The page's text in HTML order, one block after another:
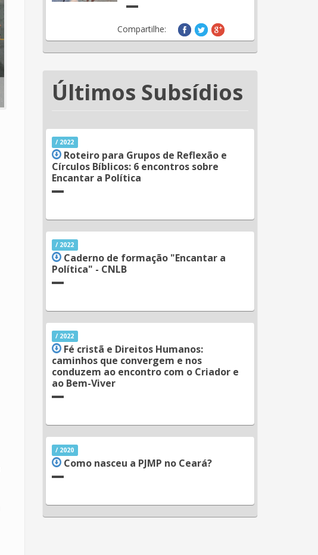
Compartilhe:
Últimos Subsídios
/ 2022
Roteiro para Grupos de Reflexão e
Círculos Bíblicos: 6 encontros sobre
Encantar a Política
/ 2022
Caderno de formação "Encantar a
Política" - CNLB
/ 2022
Fé cristã e Direitos Humanos:
caminhos que convergem e nos
conduzem ao encontro com o Criador e
ao Bem-Viver
/ 2020
Como nasceu a PJMP no Ceará?